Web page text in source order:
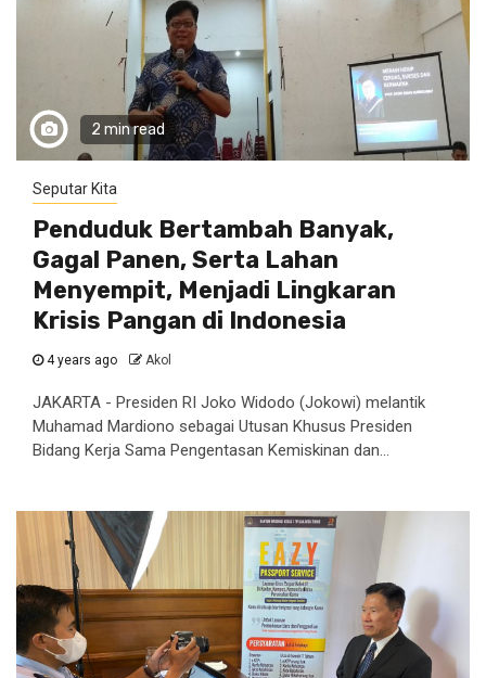
2 min read
Seputar Kita
Penduduk Bertambah Banyak,
Gagal Panen, Serta Lahan
Menyempit, Menjadi Lingkaran
Krisis Pangan di Indonesia
4 years ago Akol
JAKARTA - Presiden RI Joko Widodo (Jokowi) melantik
Muhamad Mardiono sebagai Utusan Khusus Presiden
Bidang Kerja Sama Pengentasan Kemiskinan dan...